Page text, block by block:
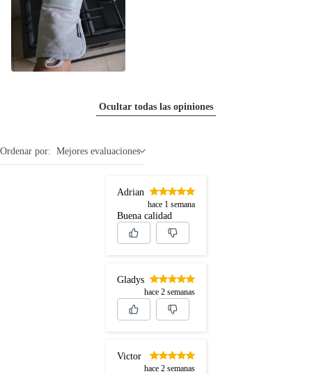
Ocultar todas las opiniones
Ordenar por: Mejores evaluaciones
Adrian
hace 1 semana
Buena calidad
Gladys
hace 2 semanas
Victor
hace 2 semanas